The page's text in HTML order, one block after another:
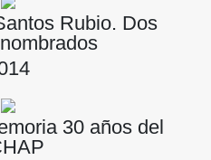
Rubio. Dos
30 años del